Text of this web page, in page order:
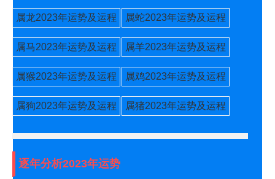
属龙2023年运势及运程 属蛇2023年运势及运程
属马2023年运势及运程 属羊2023年运势及运程
属猴2023年运势及运程 属鸡2023年运势及运程
属狗2023年运势及运程 属猪2023年运势及运程
逐年分析2023年运势